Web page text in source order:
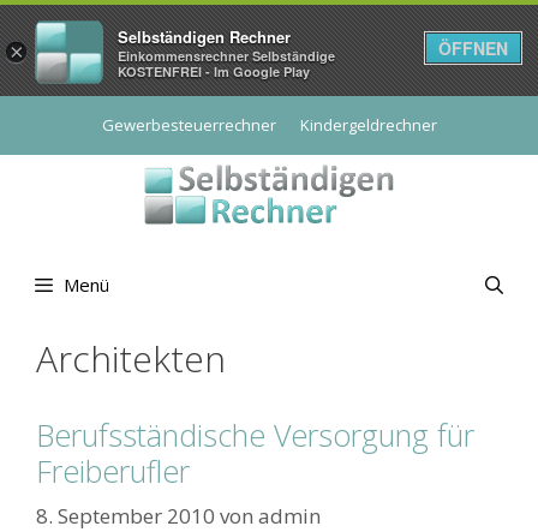
Gewerbesteuerrechner Kindergeldrechner
Menü
Architekten
Berufsständische Versorgung für
Freiberufler
8. September 2010 von admin
×
Selbständigen Rechner
Einkommensrechner Selbständige
KOSTENFREI - Im Google Play
ÖFFNEN